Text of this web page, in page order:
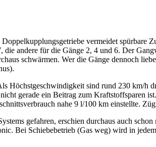
vermeidet spürbare
andere für die Gänge 2, 4 und 6. Der
schwärmen. Wer die Gänge dennoch
Höchstgeschwindigkeit sind rund 230 km/h
gerade ein Beitrag zum Kraftstoffsparen
nahe 9 l/100 km einstellte.
gefahren, erschien durchaus auch
Bei Schiebebetrieb (Gas weg) wird in